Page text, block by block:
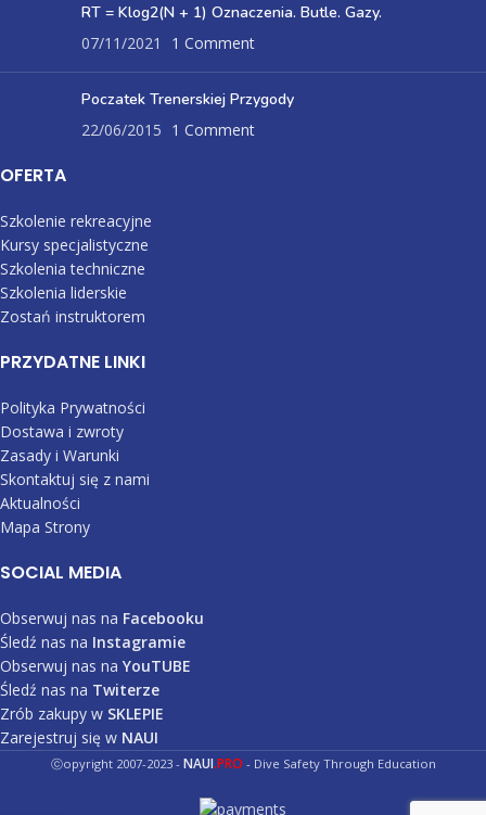
RT = Klog2(N + 1) Oznaczenia. Butle. Gazy.
07/11/2021
1 Comment
Poczatek Trenerskiej Przygody
22/06/2015 1 Comment
OFERTA
Szkolenie rekreacyjne
Kursy specjalistyczne
Szkolenia techniczne
Szkolenia liderskie
Zostań instruktorem
PRZYDATNE LINKI
Polityka Prywatności
Dostawa i zwroty
Zasady i Warunki
Skontaktuj się z nami
Aktualności
Mapa Strony
SOCIAL MEDIA
Obserwuj nas na Facebooku
Śledź nas na Instagramie
Obserwuj nas na YouTUBE
Śledź nas na Twiterze
Zrób zakupy w SKLEPIE
Zarejestruj się w NAUI
ⓒopyright 2007-2023 - NAUI.PRO - Dive Safety Through Education